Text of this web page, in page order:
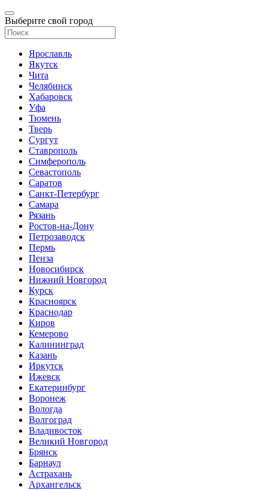
Выберите свой город
Ярославль
Якутск
Чита
Челябинск
Хабаровск
Уфа
Тюмень
Тверь
Сургут
Ставрополь
Симферополь
Севастополь
Саратов
Санкт-Петербург
Самара
Рязань
Ростов-на-Дону
Петрозаводск
Пермь
Пенза
Новосибирск
Нижний Новгород
Курск
Красноярск
Краснодар
Киров
Кемерово
Калининград
Казань
Иркутск
Ижевск
Екатеринбург
Воронеж
Вологда
Волгоград
Владивосток
Великий Новгород
Брянск
Барнаул
Астрахань
Архангельск